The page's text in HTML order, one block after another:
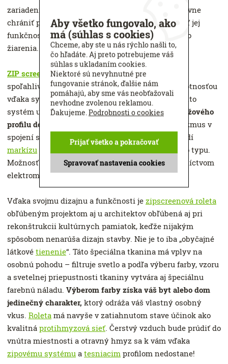
zariadení môžete
navyše operatívne
chrániť pred poškodením víchricou alebo využívať jej
funkčnosť individuálne podľa intenzity slnečného
žiarenia.
ZIP screen – osvedčenýprodukts maximálnou
spoľahlivosťou, vysokou kvalitou a dlhodobou životnosťou
vďaka systému nemeckého výrobcu ALUKON. Tento
systém umožňujeúplné zasunutie spodného záťažového
profilu do kazety.
Dômyselný a funkčný mechanizmus v
spojení s dizajnovým a moderným prevedením radí
markízu
medzi špičkové výrobky tohto typu.
Možnosť výberu ovládania kľukou alebo prostredníctvom
elektromotora.
Vďaka svojmu dizajnu a funkčnosti je zipscreenová roleta
obľúbeným projektom aj u architektov obľúbená aj pri
rekonštrukcii kultúrnych pamiatok, keďže nijakým
spôsobom nenarúša dizajn stavby. Nie je to iba „obyčajné
látkové tienenie“. Táto špeciálna tkanina má vplyv na
osobnú pohodu – filtruje svetlo a podľa výberu farby, vzoru
a svetelnej priepustnosti tkaniny vytvára aj špeciálnu
farebnú náladu. Výberom farby získa váš byt alebo dom
jedinečný charakter, ktorý odráža váš vlastný osobný
vkus. Roleta má navyše v zatiahnutom stave účinok ako
kvalitná protihmyzová sieť. Čerstvý vzduch bude prúdiť do
vnútra miestnosti a otravný hmyz sa k vám vďaka
zipovému systému a tesniacim profilom nedostane!
Aby všetko fungovalo, ako
má (súhlas s cookies)
Chceme, aby ste u nás rýchlo našli to,
čo hľadáte. Aj preto potrebujeme váš
súhlas s ukladaním cookies.
Niektoré sú nevyhnutné pre
fungovanie stránok, ďalšie nám
pomáhajú, aby sme vás neobťažovali
nevhodne zvolenou reklamou.
Ďakujeme.Podrobnosti o cookies
Spravovať nastavenia cookies
Prijať všetko a pokračovať